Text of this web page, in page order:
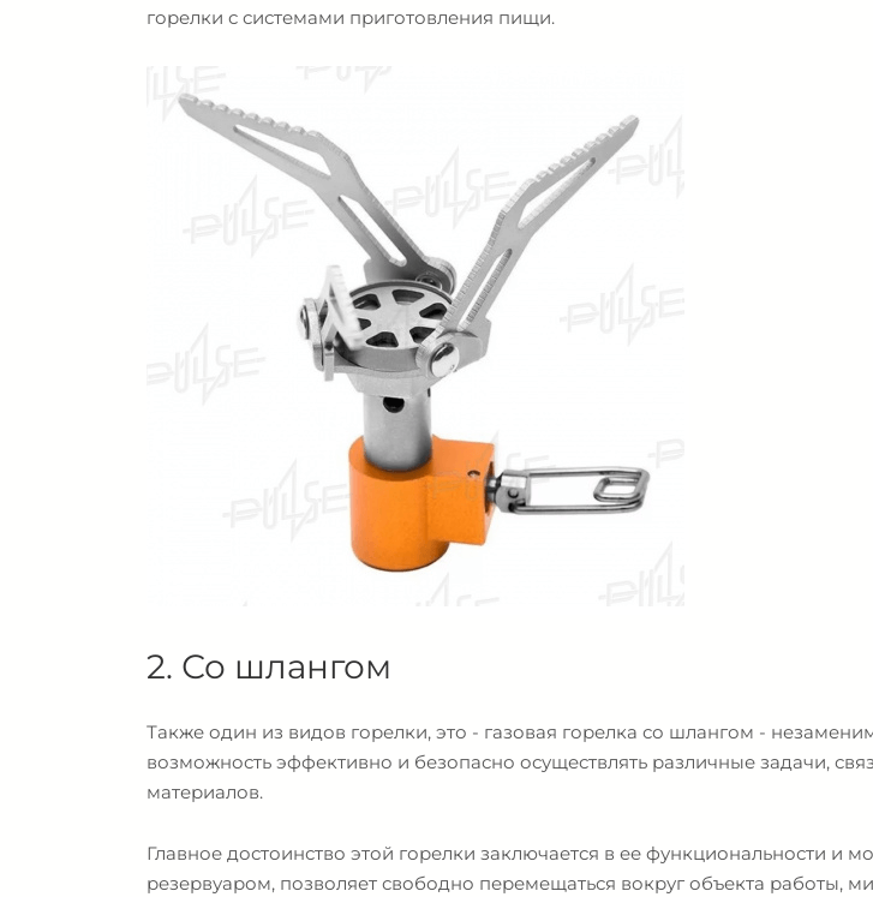
горелки с системами приготовления пищи.
2. Со шлангом
Также один из видов горелки, это - газовая горелка со шлангом -
возможность эффективно и безопасно осуществлять различные задачи,
материалов.
Главное достоинство этой горелки заключается в ее функциональности и
резервуаром, позволяет свободно перемещаться вокруг объекта работы,